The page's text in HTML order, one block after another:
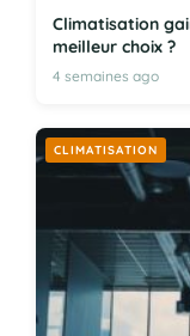
Climatisation
meilleur choix ?
4 semaines ago
CLIMATISATION